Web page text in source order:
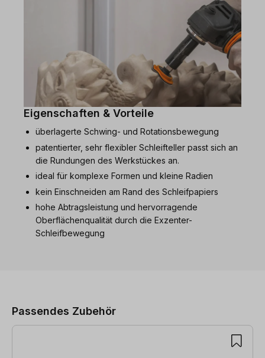
Eigenschaften & Vorteile
überlagerte Schwing- und Rotationsbewegung
patentierter, sehr flexibler Schleifteller passt sich an
die Rundungen des Werkstückes an.
ideal für komplexe Formen und kleine Radien
kein Einschneiden am Rand des Schleifpapiers
hohe Abtragsleistung und hervorragende
Oberflächenqualität durch die Exzenter-
Schleifbewegung
Passendes Zubehör